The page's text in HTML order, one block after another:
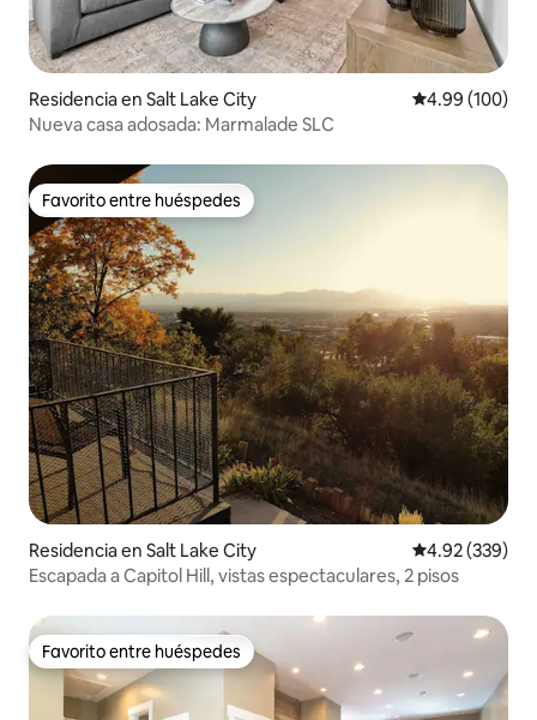
Residencia en Salt Lake City Calificación
4.99 (100)
Nueva casa adosada: Marmalade SLC
Favorito entre huéspedes
Favorito entre huéspedes
Residencia en Salt Lake City Calificación
4.92 (339)
Escapada a Capitol Hill, vistas espectaculares, 2 pisos
Favorito entre huéspedes
Favorito entre huéspedes